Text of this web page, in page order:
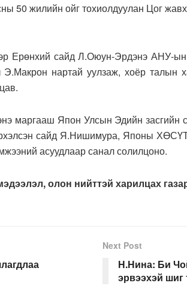
50 жилийн ойг тохиолдуулан Цог
Ерөнхий сайд Л.Оюун-Эрдэнэ АНУ-
нартай уулзаж, хоёр талын
маргааш Япон Улсын Эдийн засгийн
сайд Я.Нишимура, Японы
асуудлаар санал солилцоно.
олон нийттэй харилцах
Next Post
Н.Нина: Би
эрвээхэй шиг